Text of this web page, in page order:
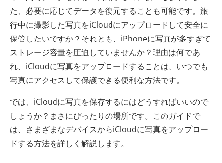
た、必要に応じてデータを復元することも可能です。旅
行中に撮影した写真をiCloudにアップロードして安全に
保管したいですか？それとも、iPhoneに写真が多すぎて
ストレージ容量を圧迫していませんか？理由は何であ
れ、iCloudに写真をアップロードすることは、いつでも
写真にアクセスして保護できる便利な方法です。
では、iCloudに写真を保存するにはどうすればいいので
しょうか？まさにぴったりの場所です。このガイドで
は、さまざまなデバイスからiCloudに写真をアップロー
ドする方法を詳しく解説します。